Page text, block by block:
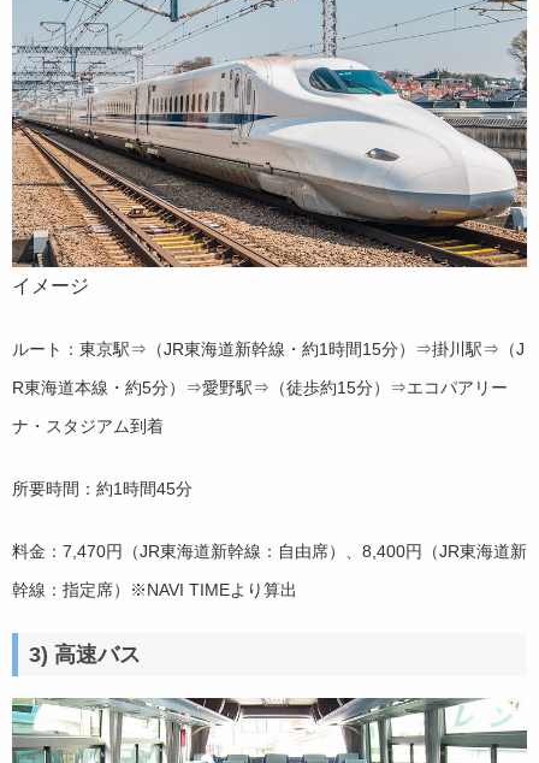
イメージ
ルート：東京駅⇒（JR東海道新幹線・約1時間15分）⇒掛川駅⇒（J
R東海道本線・約5分）⇒愛野駅⇒（徒歩約15分）⇒エコパアリー
ナ・スタジアム到着
所要時間：約1時間45分
料金：7,470円（JR東海道新幹線：自由席）、8,400円（JR東海道新
幹線：指定席）
※NAVI TIMEより算出
3) 高速バス